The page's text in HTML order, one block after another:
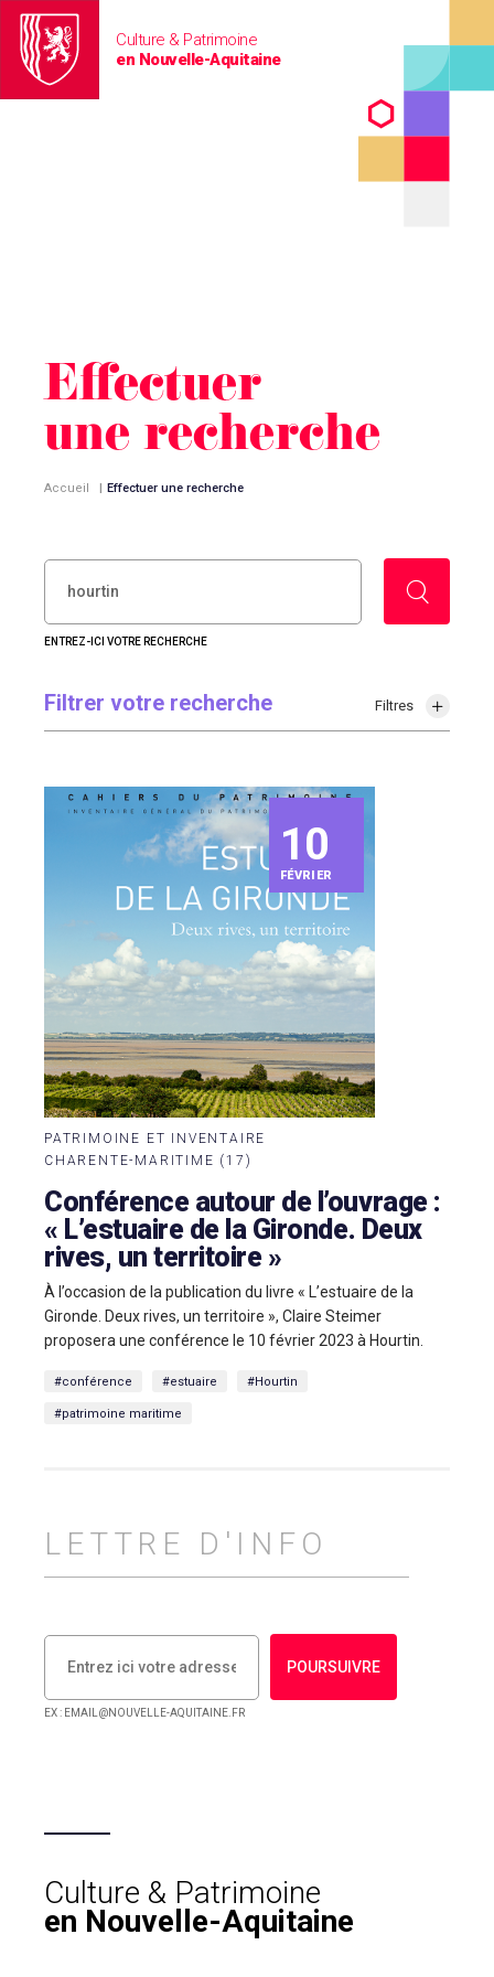
Culture & Patrimoine
en Nouvelle-Aquitaine
Effectuer
une recherche
Accueil | Effectuer une recherche
RECHERCHER :
ENTREZ-ICI VOTRE RECHERCHE
Filtrer votre recherche Filtres
10
FÉVRIER
PATRIMOINE ET INVENTAIRE
CHARENTE-MARITIME (17)
Conférence autour de l’ouvrage :
« L’estuaire de la Gironde. Deux
rives, un territoire »
À l’occasion de la publication du livre « L’estuaire de la
Gironde. Deux rives, un territoire », Claire Steimer
proposera une conférence le 10 février 2023 à Hourtin.
#conférence #estuaire #Hourtin
#patrimoine maritime
LETTRE D'INFO
POURSUIVRE
EX : EMAIL@NOUVELLE-AQUITAINE.FR
Culture & Patrimoine
en Nouvelle-Aquitaine